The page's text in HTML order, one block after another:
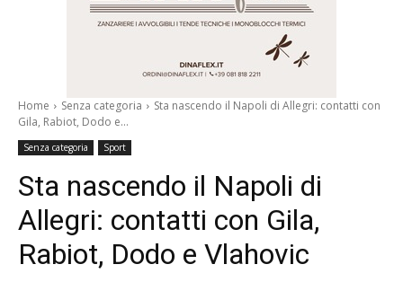
Home Senza categoria
Sta nascendo il Napoli di Allegri: contatti con
Gila, Rabiot, Dodo e...
Senza categoria Sport
Sta nascendo il Napoli di
Allegri: contatti con Gila,
Rabiot, Dodo e Vlahovic